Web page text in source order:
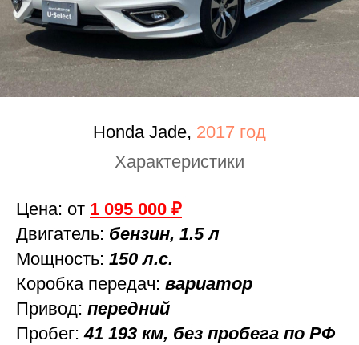
Honda Jade, 2017 год
Характеристики
Цена: от 1 095 000 ₽
Двигатель: бензин, 1.5 л
Мощность: 150 л.с.
Коробка передач: вариатор
Привод: передний
Пробег:41 193 км, без пробега по РФ